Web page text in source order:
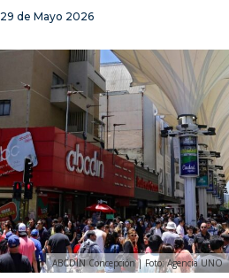
29 de Mayo 2026
ABCDIN Concepción | Foto: Agencia UNO